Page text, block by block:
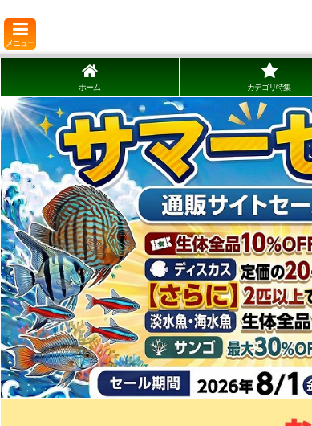
メニュー
ホーム カテゴリ特集